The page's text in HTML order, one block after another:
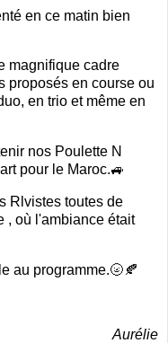
en ce matin bien
magnifique cadre
proposés en course ou
en trio et même en
nos Poulette N
pour le Maroc.🚙
Rlvistes toutes de
, où l'ambiance était
au programme.🌝🍂
Aurélie